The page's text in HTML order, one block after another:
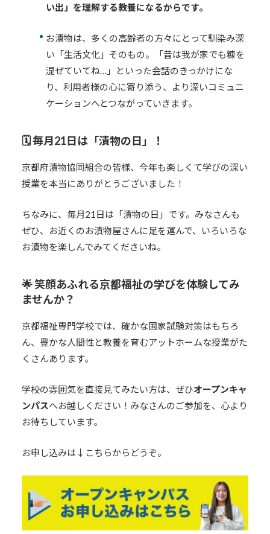
い出」を理解する教養になるからです。
お漬物は、多くの高齢者の方々にとって馴染み深
い「生活文化」そのもの。「昔は我が家でも糠を
混ぜていてね…」といった会話のきっかけにな
り、利用者様の心に寄り添う、より深いコミュニ
ケーションへとつながっていきます。
🗓️ 毎月21日は「漬物の日」！
京都府漬物協同組合の皆様、今年も楽しくて学びの深い
授業を本当にありがとうございました！
ちなみに、毎月21日は「漬物の日」です。みなさんも
ぜひ、お近くのお漬物屋さんに足を運んで、いろいろな
お漬物を楽しんでみてくださいね。
🌟 笑顔あふれる京都福祉の学びを体験してみ
ませんか？
京都福祉専門学校では、確かな国家試験対策はもちろ
ん、豊かな人間性と教養を育むアットホームな授業がた
くさんあります。
学校の雰囲気を直接見てみたい方は、ぜひオープンキャ
ンパスへお越しください！みなさんのご参加を、心より
お待ちしています。
お申し込みは↓こちらからどうぞ。